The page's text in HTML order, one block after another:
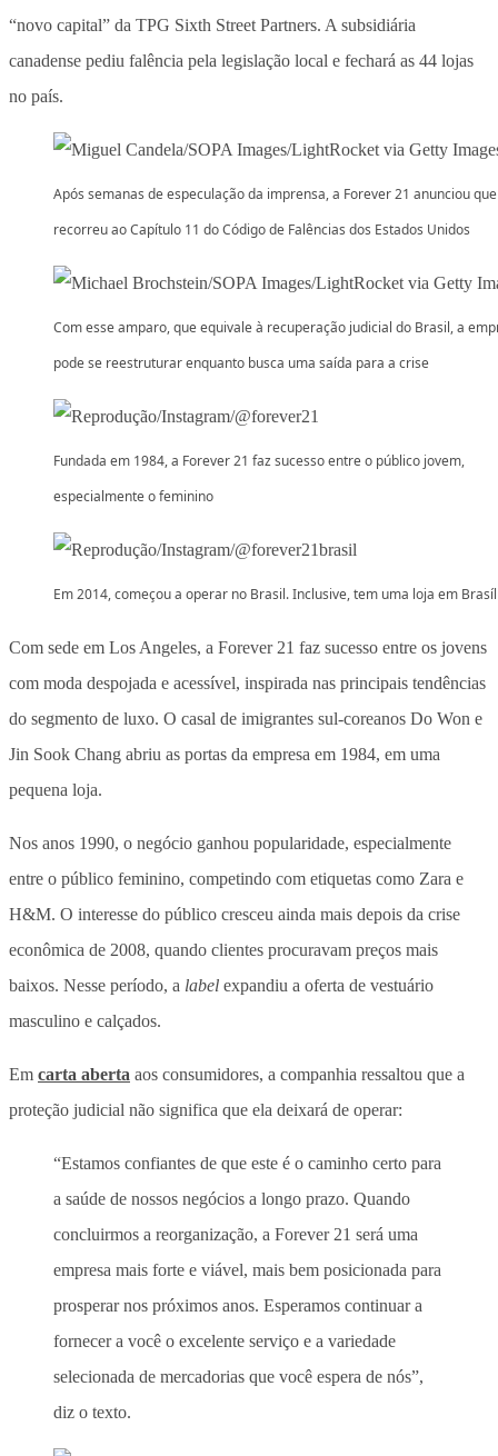
“novo capital” da TPG Sixth Street Partners. A subsidiária
canadense pediu falência pela legislação local e fechará as 44 lojas
no país.
Após semanas de especulação da imprensa, a Forever 21 anunciou que
recorreu ao Capítulo 11 do Código de Falências dos Estados Unidos
Com esse amparo, que equivale à recuperação judicial do Brasil, a
pode se reestruturar enquanto busca uma saída para a crise
Fundada em 1984, a Forever 21 faz sucesso entre o público jovem,
especialmente o feminino
Em 2014, começou a operar no Brasil. Inclusive, tem uma loja em
Com sede em Los Angeles, a Forever 21 faz sucesso entre os jovens
com moda despojada e acessível, inspirada nas principais tendências
do segmento de luxo. O casal de imigrantes sul-coreanos Do Won e
Jin Sook Chang abriu as portas da empresa em 1984, em uma
pequena loja.
Nos anos 1990, o negócio ganhou popularidade, especialmente
entre o público feminino, competindo com etiquetas como Zara e
H&M. O interesse do público cresceu ainda mais depois da crise
econômica de 2008, quando clientes procuravam preços mais
baixos. Nesse período, a label expandiu a oferta de vestuário
masculino e calçados.
Em carta aberta aos consumidores, a companhia ressaltou que a
proteção judicial não significa que ela deixará de operar:
“Estamos confiantes de que este é o caminho certo para
a saúde de nossos negócios a longo prazo. Quando
concluirmos a reorganização, a Forever 21 será uma
empresa mais forte e viável, mais bem posicionada para
prosperar nos próximos anos. Esperamos continuar a
fornecer a você o excelente serviço e a variedade
selecionada de mercadorias que você espera de nós”,
diz o texto.